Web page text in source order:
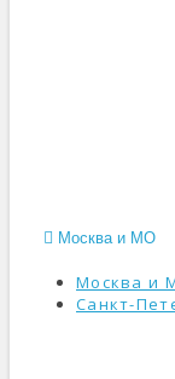
Москва и МО
Москва и
Санкт-